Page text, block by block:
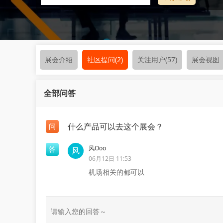
展会介绍 社区提问(2) 关注用户(57) 展会视图
全部问答
问 什么产品可以去这个展会？
答
风Ooo
06月12日 11:53
机场相关的都可以